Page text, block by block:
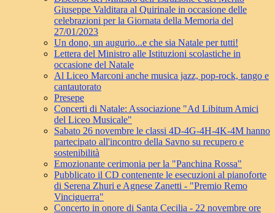
Giuseppe Valditara al Quirinale in occasione delle
celebrazioni per la Giornata della Memoria del
27/01/2023
Un dono, un augurio...e che sia Natale per tutti!
Lettera del Ministro alle Istituzioni scolastiche in
occasione del Natale
Al Liceo Marconi anche musica jazz, pop-rock, tango e
cantautorato
Presepe
Concerti di Natale: Associazione "Ad Libitum Amici
del Liceo Musicale"
Sabato 26 novembre le classi 4D-4G-4H-4K-4M hanno
partecipato all'incontro della Savno su recupero e
sostenibilità
Emozionante cerimonia per la "Panchina Rossa"
Pubblicato il CD contenente le esecuzioni al pianoforte
di Serena Zhuri e Agnese Zanetti - "Premio Remo
Vinciguerra"
Concerto in onore di Santa Cecilia - 22 novembre ore